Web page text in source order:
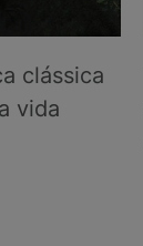
clássica
vida